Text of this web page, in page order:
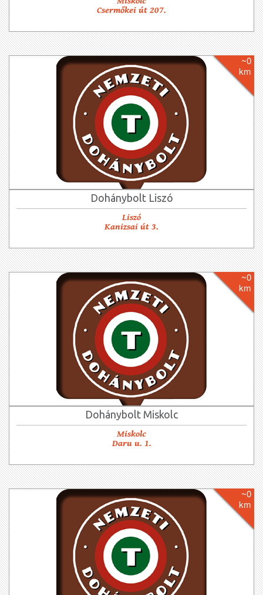
Csermőkei út 207.
~0
km
Dohánybolt Liszó
Liszó
Kanizsai út 3.
~0
km
Dohánybolt Miskolc
Miskolc
Daru u. 1.
~0
km